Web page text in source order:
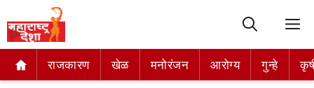
राजकारण खेळ मनोरंजन आरोग्य गुन्हे
राजकारण खेळ मनोरंजन आरोग्य गुन्हे